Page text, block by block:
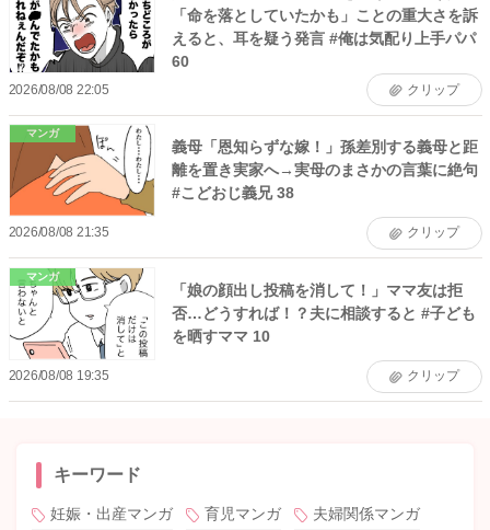
「命を落としていたかも」ことの重大さを訴
えると、耳を疑う発言 #俺は気配り上手パパ
60
2026/08/08 22:05 クリップ
マンガ
義母「恩知らずな嫁！」孫差別する義母と距
離を置き実家へ→実母のまさかの言葉に絶句
#こどおじ義兄 38
2026/08/08 21:35 クリップ
マンガ
「娘の顔出し投稿を消して！」ママ友は拒
否…どうすれば！？夫に相談すると #子ども
を晒すママ 10
2026/08/08 19:35 クリップ
キーワード
妊娠・出産マンガ 育児マンガ
夫婦関係マンガ